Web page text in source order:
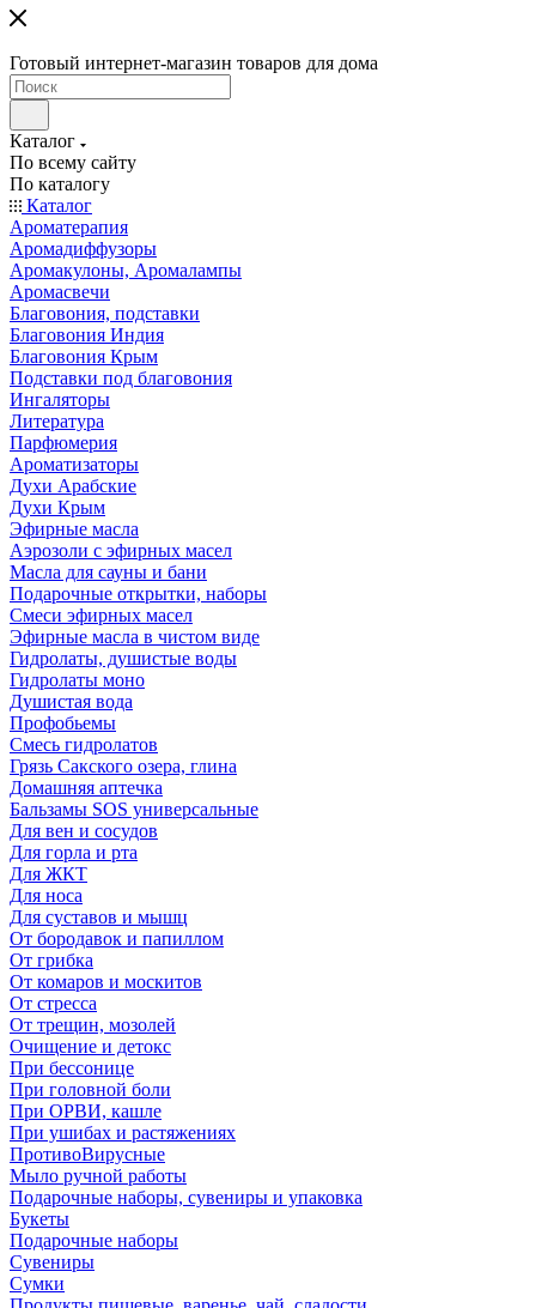
Готовый интернет-магазин товаров для дома
Каталог
По всему сайту
По каталогу
Каталог
Ароматерапия
Аромадиффузоры
Аромакулоны, Аромалампы
Аромасвечи
Благовония, подставки
Благовония Индия
Благовония Крым
Подставки под благовония
Ингаляторы
Литература
Парфюмерия
Ароматизаторы
Духи Арабские
Духи Крым
Эфирные масла
Аэрозоли с эфирных масел
Масла для сауны и бани
Подарочные открытки, наборы
Смеси эфирных масел
Эфирные масла в чистом виде
Гидролаты, душистые воды
Гидролаты моно
Душистая вода
Профобьемы
Смесь гидролатов
Грязь Сакского озера, глина
Домашняя аптечка
Бальзамы SOS универсальные
Для вен и сосудов
Для горла и рта
Для ЖКТ
Для носа
Для суставов и мышц
От бородавок и папиллом
От грибка
От комаров и москитов
От стресса
От трещин, мозолей
Очищение и детокс
При бессонице
При головной боли
При ОРВИ, кашле
При ушибах и растяжениях
ПротивоВирусные
Мыло ручной работы
Подарочные наборы, сувениры и упаковка
Букеты
Подарочные наборы
Сувениры
Сумки